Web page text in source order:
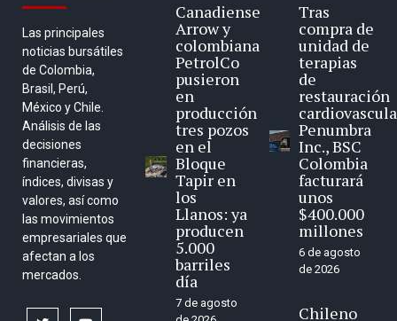
Las principales
noticias bursátiles
de Colombia,
Brasil, Perú,
México y Chile.
Análisis de las
decisiones
financieras,
índices, divisas y
valores, así como
las movimientos
empresariales que
afectan a los
mercados.
Canadiense
Arrow y
colombiana
PetrolCo
pusieron
en
producción
tres pozos
en el
Bloque
Tapir en
los
Llanos: ya
producen
5.000
barriles
día
7 de agosto
Tras
compra de
unidad de
terapias
de
restauración
Penumbra
Inc., BSC
Colombia
facturará
unos
$400.000
millones
6 de agosto
de 2026
Chileno